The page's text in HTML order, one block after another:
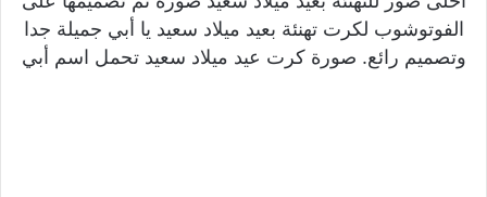
الفوتوشوب لكرت تهنئة بعيد ميلاد سعيد يا أبي جميلة جدا
وتصميم رائع. صورة كرت عيد ميلاد سعيد تحمل اسم أبي